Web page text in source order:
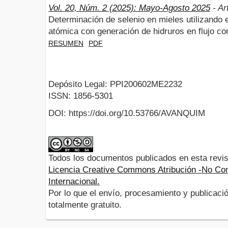
Vol. 20, Núm. 2 (2025): Mayo-Agosto 2025-
Determinación de selenio en mieles utilizando
atómica con generación de hidruros en flujo
RESUMEN PDF
Depósito Legal: PPI200602ME2232
ISSN: 1856-5301
DOI: https://doi.org/10.53766/AVANQUIM
Todos los documentos publicados en esta
Licencia Creative Commons Atribución -No
Internacional.
Por lo que el envío, procesamiento y
totalmente gratuito.